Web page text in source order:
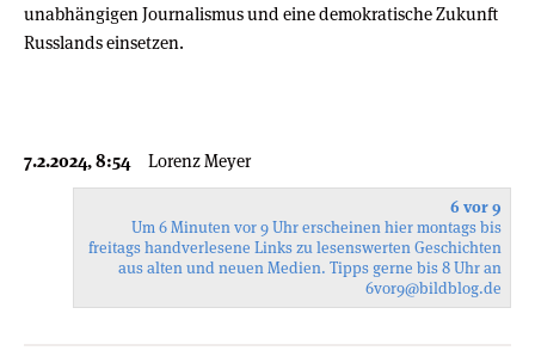
unabhängigen Journalismus und eine demokratische Zukunft
Russlands einsetzen.
7.2.2024, 8:54 Lorenz Meyer
6 vor 9
Um 6 Minuten vor 9 Uhr erscheinen hier montags bis
freitags handverlesene Links zu lesenswerten Geschichten
aus alten und neuen Medien. Tipps gerne bis 8 Uhr an
6vor9@bildblog.de